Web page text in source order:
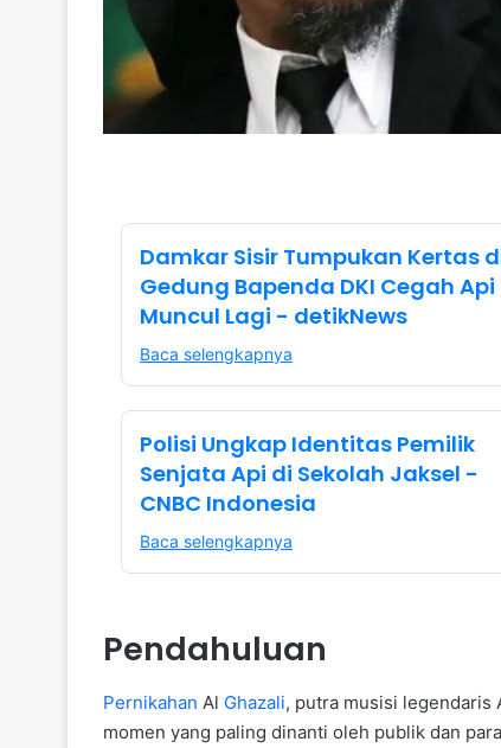
Damkar Sisir Tumpukan Kertas
Gedung Bapenda DKI Cegah Api
Muncul Lagi - detikNews
Baca selengkapnya
Polisi Ungkap Identitas Pemilik
Senjata Api di Sekolah Jaksel -
CNBC Indonesia
Baca selengkapnya
Pendahuluan
Pernikahan Al Ghazali, putra musisi legendaris
momen yang paling dinanti oleh publik dan